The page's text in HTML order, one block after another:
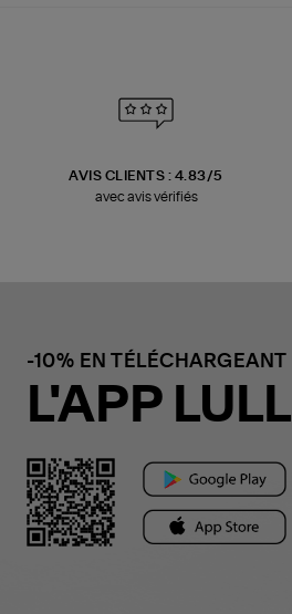
AVIS CLIENTS : 4.83/5
avec avis vérifiés
-10% EN TÉLÉCHARGEANT
L'APP LULLI